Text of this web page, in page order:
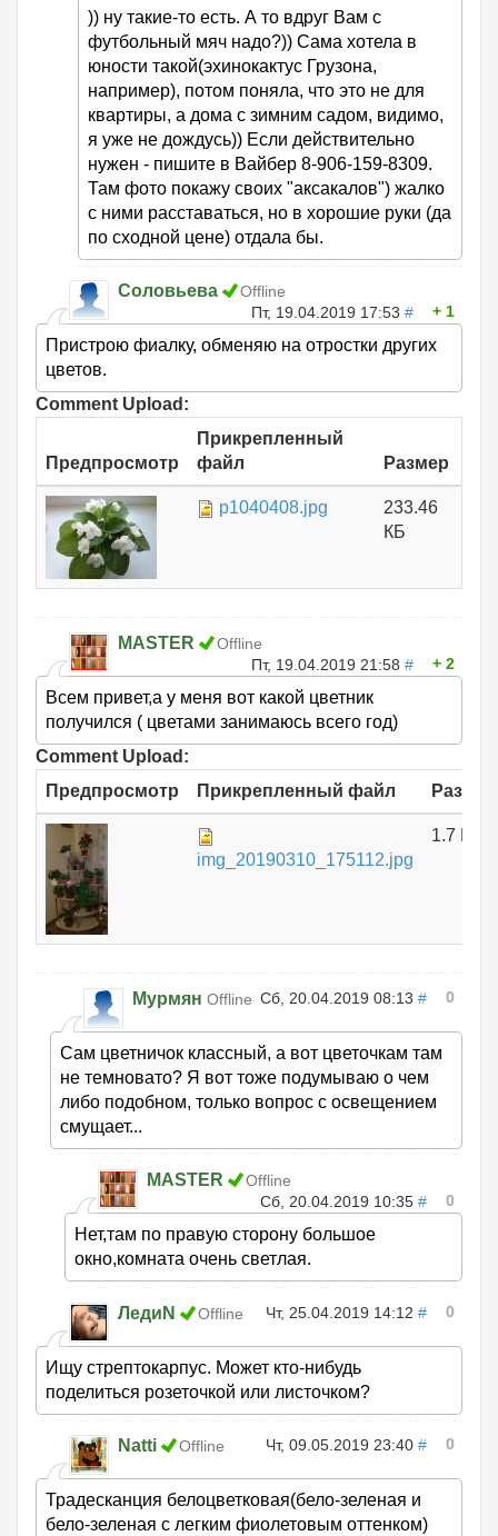
)) ну такие-то есть. А то вдруг Вам с
футбольный мяч надо?)) Сама хотела в
юности такой(эхинокактус Грузона,
например), потом поняла, что это не для
квартиры, а дома с зимним садом, видимо,
я уже не дождусь)) Если действительно
нужен - пишите в Вайбер 8-906-159-8309.
Там фото покажу своих "аксакалов") жалко
с ними расставаться, но в хорошие руки (да
по сходной цене) отдала бы.
Соловьева
Offline
Пт, 19.04.2019 17:53 # 1
Пристрою фиалку, обменяю на отростки других
цветов.
Comment Upload:
Предпросмотр
Прикрепленный
файл
Размер
p1040408.jpg
233.46
КБ
MASTER
Offline
Пт, 19.04.2019 21:58 # 2
Всем привет,а у меня вот какой цветник
получился ( цветами занимаюсь всего год)
Comment Upload:
Предпросмотр
Прикрепленный файл Размер
img_20190310_175112.jpg
1.7 МБ
Мурмян Offline Сб, 20.04.2019 08:13 # 0
Сам цветничок классный, а вот цветочкам там
не темновато? Я вот тоже подумываю о чем
либо подобном, только вопрос с освещением
смущает...
MASTER
Offline
Сб, 20.04.2019 10:35 # 0
Нет,там по правую сторону большое
окно,комната очень светлая.
ЛедиN Offline Чт, 25.04.2019 14:12 # 0
Ищу стрептокарпус. Может кто-нибудь
поделиться розеточкой или листочком?
Natti Offline Чт, 09.05.2019 23:40 # 0
Традесканция белоцветковая(бело-зеленая и
бело-зеленая с легким фиолетовым оттенком)